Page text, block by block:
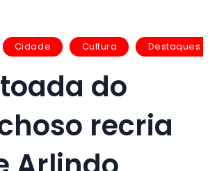
Cidade Cultura Destaques
do
recria